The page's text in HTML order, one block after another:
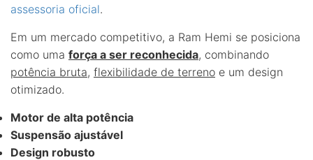
assessoria oficial.
Em um mercado competitivo, a Ram Hemi se posiciona
como uma força a ser reconhecida, combinando
potência bruta, flexibilidade de terreno e um design
otimizado.
Motor de alta potência
Suspensão ajustável
Design robusto